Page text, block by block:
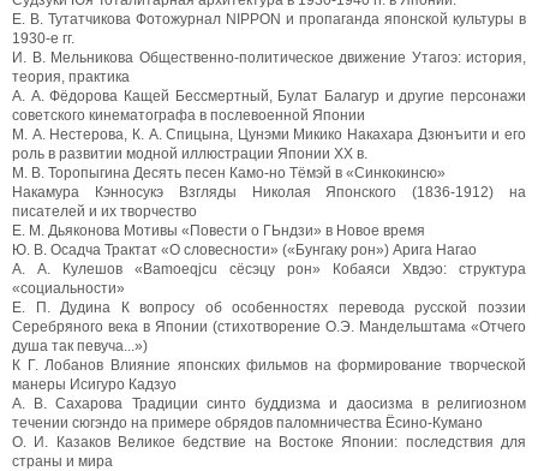
Е. В. Тутатчикова Фотожурнал NIPPON и пропаганда японской культуры в
1930-е гг.
И. В. Мельникова Общественно-политическое движение Утагоэ: история,
теория, практика
А. А. Фёдорова Кащей Бессмертный, Булат Балагур и другие персонажи
советского кинематографа в послевоенной Японии
М. А. Нестерова, К. А. Спицына, Цунэми Микико Накахара Дзюнъити и его
роль в развитии модной иллюстрации Японии XX в.
М. В. Торопыгина Десять песен Камо-но Тёмэй в «Синкокинсю»
Накамура Кэнносукэ Взгляды Николая Японского (1836-1912) на
писателей и их творчество
Е. М. Дьяконова Мотивы «Повести о ГЬндзи» в Новое время
Ю. В. Осадча Трактат «О словесности» («Бунгаку рон») Арига Нагао
А. А. Кулешов «Bamoeqjcu сёсэцу рон» Кобаяси Хвдэо: структура
«социальности»
Е. П. Дудина К вопросу об особенностях перевода русской поэзии
Серебряного века в Японии (стихотворение О.Э. Мандельштама «Отчего
душа так певуча...»)
К Г. Лобанов Влияние японских фильмов на формирование творческой
манеры Исигуро Кадзуо
А. В. Сахарова Традиции синто буддизма и даосизма в религиозном
течении сюгэндо на примере обрядов паломничества Ёсино-Кумано
О. И. Казаков Великое бедствие на Востоке Японии: последствия для
страны и мира